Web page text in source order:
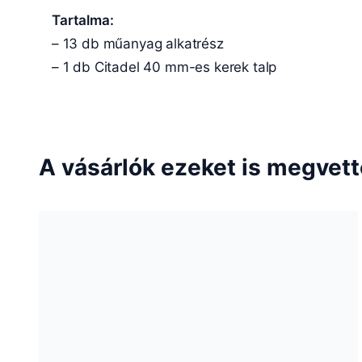
Tartalma:
– 13 db műanyag alkatrész
– 1 db Citadel 40 mm-es kerek talp
A vásárlók ezeket is